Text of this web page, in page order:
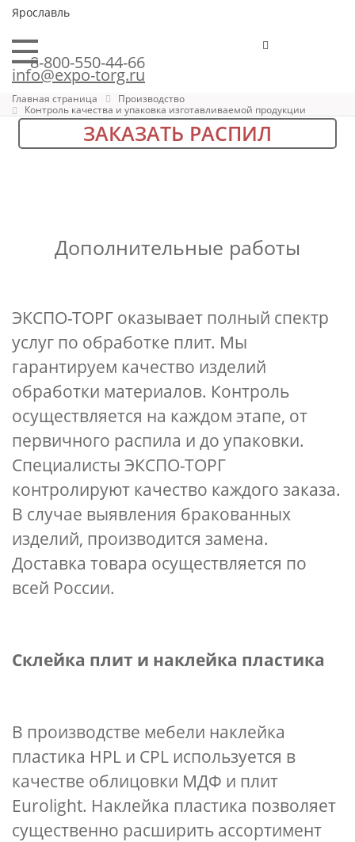
Ярославль
8-800-550-44-66
info@expo-torg.ru
Главная страница
Производство
Контроль качества и упаковка изготавливаемой продукции
ЗАКАЗАТЬ РАСПИЛ
Дополнительные работы
ЭКСПО-ТОРГ оказывает полный спектр
услуг по обработке плит. Мы
гарантируем качество изделий
обработки материалов. Контроль
осуществляется на каждом этапе, от
первичного распила и до упаковки.
Специалисты ЭКСПО-ТОРГ
контролируют качество каждого заказа.
В случае выявления бракованных
изделий, производится замена.
Доставка товара осуществляется по
всей России.
Склейка плит и наклейка пластика
В производстве мебели наклейка
пластика HPL и CPL используется в
качестве облицовки МДФ и плит
Eurolight. Наклейка пластика позволяет
существенно расширить ассортимент